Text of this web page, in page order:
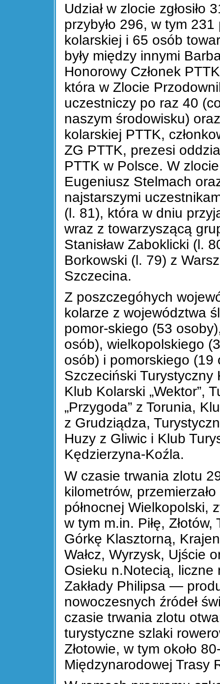
Udział w zlocie
przybyło 296, w tym
kolarskiej i 65 osób
były między innymi
Honorowy Członek
która w Zlocie
uczestniczy po raz 40
naszym środowisku)
kolarskiej PTTK,
ZG PTTK, prezesi
PTTK w Polsce. W
Eugeniusz Stelmach
najstarszymi
(l. 81), która w dniu
wraz z towarzyszącą
Stanisław Zaboklicki (l.
Borkowski (l. 79) z
Szczecina.
Z poszczegóhych
kolarze z województwa
pomor-skiego (53
osób), wielkopolskiego
osób) i pomorskiego
Szczeciński Turystyczny
Klub Kolarski „Wektor”,
„Przygoda” z Torunia,
z Grudziądza,
Huzy z Gliwic i Klub
Kędzierzyna-Koźla.
W czasie trwania zlotu
kilometrów,
północnej Wielkopolski,
w tym m.in. Piłę,
Górkę Klasztorną,
Wałcz, Wyrzysk, Ujście
Osieku n.Notecią, liczne
Zakłady Philipsa —
nowoczesnych źródeł
czasie trwania zlotu
turystyczne szlaki
Złotowie, w tym około
Międzynarodowej Trasy